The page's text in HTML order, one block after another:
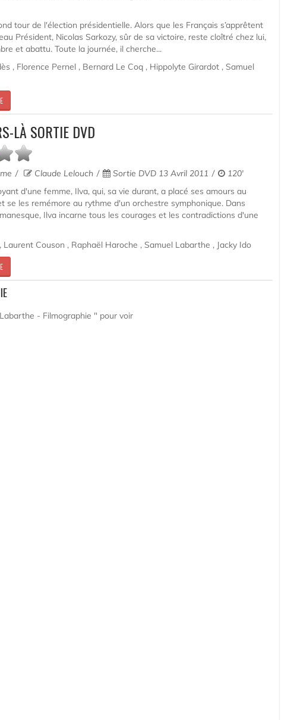
tour de l'élection présidentielle. Alors que les Français s’apprêtent
Président, Nicolas Sarkozy, sûr de sa victoire, reste cloîtré chez lui,
et abattu. Toute la journée, il cherche...
, Florence Pernel , Bernard Le Coq , Hippolyte Girardot , Samuel
LÀ SORTIE DVD
Claude Lelouch Sortie DVD 13 Avril 2011
120'
d'une femme, Ilva, qui, sa vie durant, a placé ses amours au
se les remémore au rythme d'un orchestre symphonique. Dans
Ilva incarne tous les courages et les contradictions d'une
Couson , Raphaël Haroche , Samuel Labarthe , Jacky Ido
- Filmographie " pour voir